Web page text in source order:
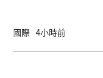
70枚陸軍戰術導彈系
國際 4小時前